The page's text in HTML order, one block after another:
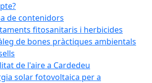
de contenidors
fitosanitaris i herbicides
de bones pràctiques ambientals
de l'aire a Cardedeu
solar fotovoltaica per a